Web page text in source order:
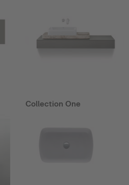
Collection One